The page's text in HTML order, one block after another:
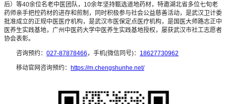
后）等40余位名老中医团队，10余年坚持甄选道地药材，特邀湖北省多位七旬老
药师亲手把控药材的进存和煎制，同时积极参与社会公益慈善活动，是武汉卫计委
批准成立的正规中医医疗机构，是武汉市医保定点医疗机构，是国医大师路志正中
医养生实践基地，广州中医药大学中医养生实践基地授权，屡获武汉市社工志愿者
协会表彰。
咨询预约： 027-87878466 ，手机(微信同号)： 18627730962
移动官网咨询预约： https://m.chengshunhe.net/